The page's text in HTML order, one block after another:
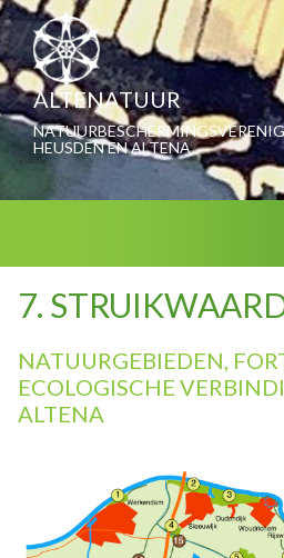
ALTENATUUR
HEUSDEN EN ALTENA
7.
NATUURGEBIEDEN,
ECOLOGISCHE
ALTENA